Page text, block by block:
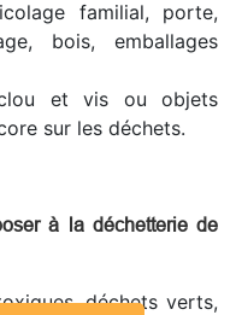
familial, porte,
bois, emballages
clou et vis ou objets
sur les déchets.
à la déchetterie de
déchets verts,